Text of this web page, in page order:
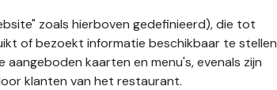
zoals hierboven gedefinieerd), die tot
of bezoekt informatie beschikbaar te stellen
kaarten en menu's, evenals zijn
klanten van het restaurant.